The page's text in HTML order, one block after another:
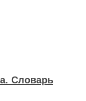
Словарь